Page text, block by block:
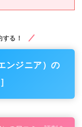
る！
ンジニア）の